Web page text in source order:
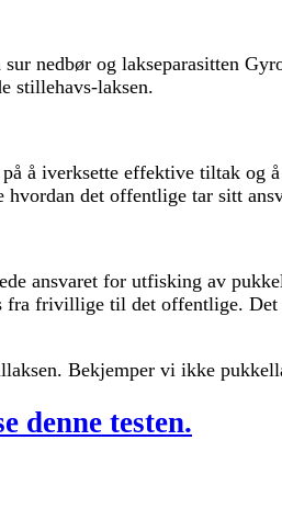
nedbør og lakseparasitten
stillehavs-laksen.
å iverksette effektive tiltak
det offentlige tar sitt
ansvaret for utfisking av
frivillige til det offentlige.
Bekjemper vi ikke
denne testen.